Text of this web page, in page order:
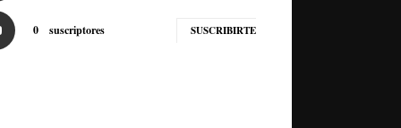
0 suscriptores SUSCRIBIRTE